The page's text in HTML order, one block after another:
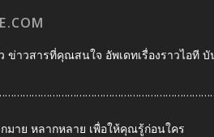
ข่าวสารที่คุณสนใจ อัพเดทเรื่องราวไอที
มาย หลากหลาย เพื่อให้คุณรู้ก่อนใคร